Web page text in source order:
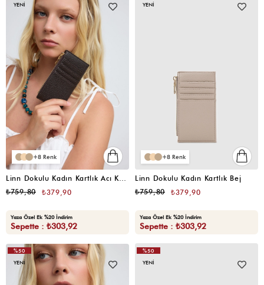
8
Linn Dokulu Kadın Kartlık Acı Kahve
₺379,90
₺759,80
Yaza Özel Ek %20 İndirim
Sepette : ₺303,92
YENI
8
Linn Dokulu Kadın Kartlık Bej
₺379,90
₺759,80
Yaza Özel Ek %20 İndirim
Sepette : ₺303,92
YENI
%50
YENI
%50
YENI